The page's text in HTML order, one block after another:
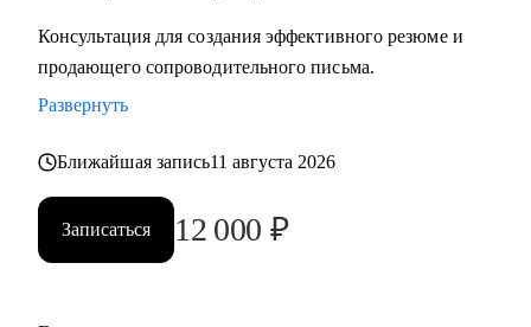
Консультация для создания эффективного резюме и
продающего сопроводительного письма.
Развернуть
Ближайшая запись11 августа 2026
Записаться 12 000 ₽